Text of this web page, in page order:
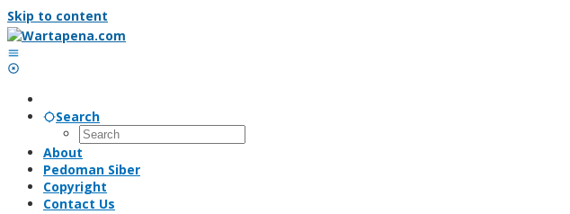
Skip to content
Search
About
Pedoman Siber
Copyright
Contact Us